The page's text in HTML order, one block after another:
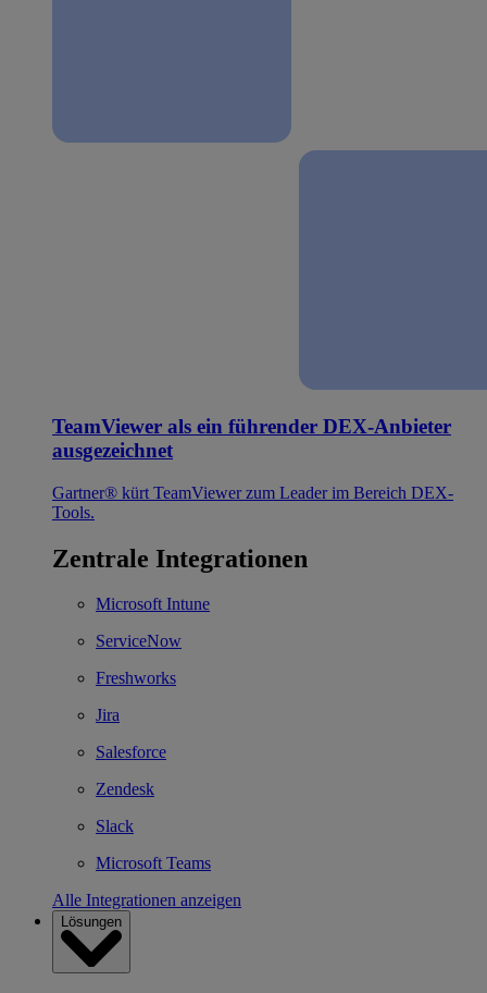
TeamViewer als ein führender DEX-Anbieter
ausgezeichnet
Gartner® kürt TeamViewer zum Leader im Bereich DEX-
Tools.
Zentrale Integrationen
Microsoft Intune
ServiceNow
Freshworks
Jira
Salesforce
Zendesk
Slack
Microsoft Teams
Alle Integrationen anzeigen
Lösungen